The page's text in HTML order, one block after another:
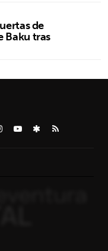
de
Baku tras